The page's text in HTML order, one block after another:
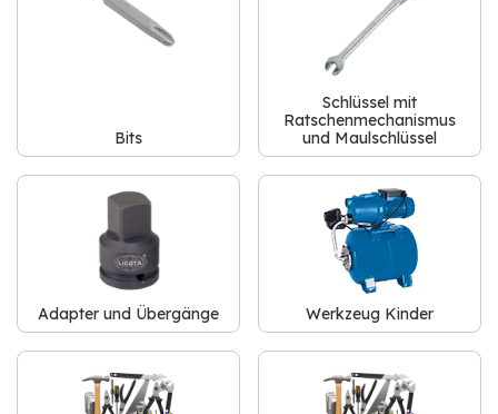
Bits
Schlüssel mit
Ratschenmechanismus
und Maulschlüssel
Adapter und Übergänge Werkzeug Kinder